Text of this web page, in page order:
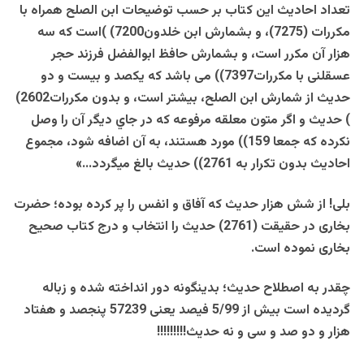
تعداد احادیث این کتاب بر حسب توضیحات ابن الصلح همراه با
مکررات (7275)، و بشمارش ابن خلدون7200) )است که سه
هزار آن مکرر است، و بشمارش حافظ ابوالفضل فرزند حجر
عسقلنی با مکررات7397)) می باشد که یکصد و بیست و دو
حدیث از شمارش ابن الصلح، بیشتر است، و بدون مکررات2602)
) حدیث و اگر متون معلقه مرفوعه که در جاي دیگر آن را وصل
نکرده که جمعا 159)) مورد هستند، به آن اضافه شود، مجموع
احادیث بدون تکرار به 2761)) حدیث بالغ میگردد…»
بلی! از شش هزار حدیث که آفاق و انفس را پر کرده بوده؛ حضرت
بخاری در حقیقت (2761) حدیث را انتخاب و درج کتاب صحیح
بخاری نموده است.
چقدر به اصطلاح حدیث؛ بدینگونه دور انداخته شده و زباله
گردیده است بیش از 5/99 فیصد یعنی 57239 پنجصد و هفتاد
هزار و دو صد و سی و نه حدیث!!!!!!!!!